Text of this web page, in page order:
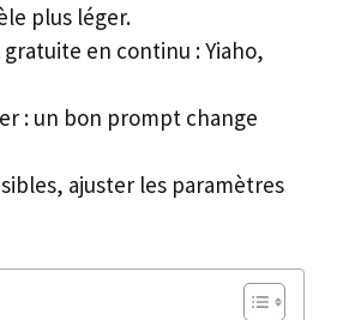
plus léger.
en continu : Yiaho,
: un bon prompt change
ajuster les paramètres